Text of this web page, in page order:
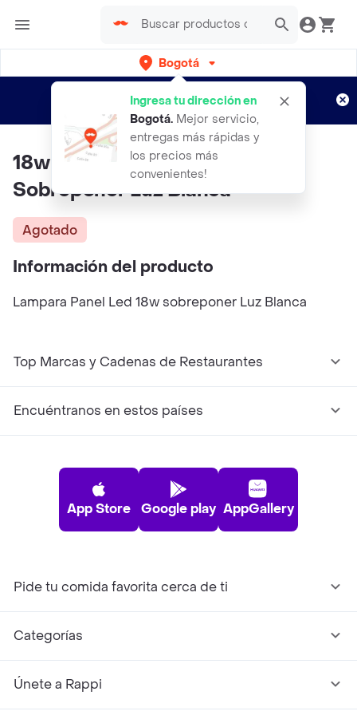
Bogotá
Ingresa tu dirección en
Bogotá. Mejor servicio,
entregas más rápidas y
los precios más
convenientes!
envíos gratis por semanas
Aplican TyC
18w Lampara Panel Led
Sobreponer Luz Blanca
Agotado
Información del producto
Lampara Panel Led 18w sobreponer Luz Blanca
Top Marcas y Cadenas de Restaurantes
Encuéntranos en estos países
App Store Google play AppGallery
Pide tu comida favorita cerca de ti
Categorías
Únete a Rappi